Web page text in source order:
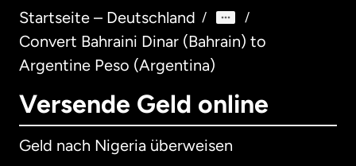
Startseite – Deutschland / /
Convert Bahraini Dinar (Bahrain) to
Argentine Peso (Argentina)
Versende Geld online
Geld nach Nigeria überweisen